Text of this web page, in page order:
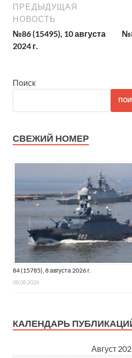
ПРЕДЫДУЩАЯ
НОВОСТЬ
№86 (15495), 10 августа
2024 г.
Поиск
СВЕЖИЙ НОМЕР
84 (15785), 8 августа 2026 г.
08.08.2026
КАЛЕНДАРЬ
Август